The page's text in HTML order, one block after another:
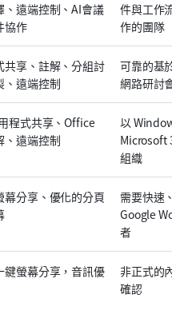
、遠端控制、AI會議
協作
件與工作
作的團隊
共享、註解、分組討
、遠端控制
可靠的基
網路研討
程式共享、Office
、遠端控制
以
Microsoft
組織
幕分享、優化的分頁
需要快速
Google
者
鍵螢幕分享，音訊優
非正式的
確認